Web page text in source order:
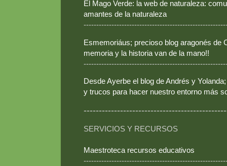
El Mago Verde: la web de naturaleza:
amantes de la naturaleza
Esmemoriáus; precioso blog aragonés de
memoria y la historia van de la mano!!
Desde Ayerbe el blog de Andrés y
y trucos para hacer nuestro entorno más
SERVICIOS Y RECURSOS
Maestroteca recursos educativos